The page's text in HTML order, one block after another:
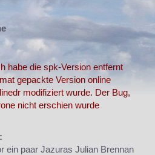
habe die spk-Version entfernt
gepackte Version online
modifiziert wurde. Der Bug,
nicht erschien wurde
ein paar Jazuras Julian Brennan